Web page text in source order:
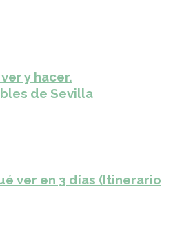
y hacer.
de Sevilla
ver en 3 días (Itinerario